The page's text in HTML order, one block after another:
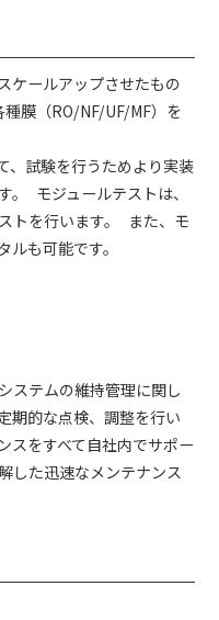
ケールアップさせたもの
膜（RO/NF/UF/MF）を
、試験を行うためより実装
。 モジュールテストは、
トを行います。 また、モ
も可能です。
ステムの維持管理に関し
期的な点検、調整を行い
スをすべて自社内でサポー
した迅速なメンテナンス